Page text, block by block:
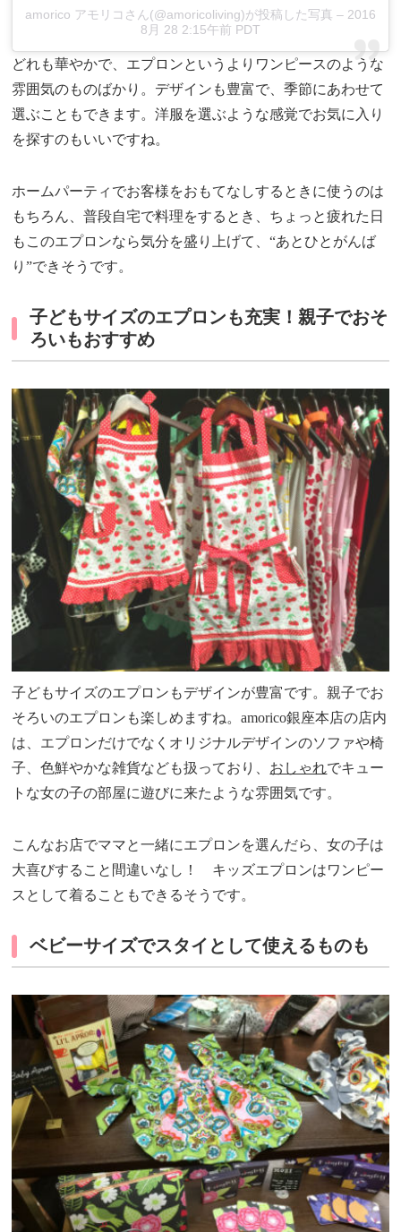
amorico アモリコさん(@amoricoliving)が投稿した写真 – 2016
8月 28 2:15午前 PDT
どれも華やかで、エプロンというよりワンピースのような
雰囲気のものばかり。デザインも豊富で、季節にあわせて
選ぶこともできます。洋服を選ぶような感覚でお気に入り
を探すのもいいですね。
ホームパーティでお客様をおもてなしするときに使うのは
もちろん、普段自宅で料理をするとき、ちょっと疲れた日
もこのエプロンなら気分を盛り上げて、“あとひとがんば
り”できそうです。
子どもサイズのエプロンも充実！親子でおそ
ろいもおすすめ
子どもサイズのエプロンもデザインが豊富です。親子でお
そろいのエプロンも楽しめますね。amorico銀座本店の店内
は、エプロンだけでなくオリジナルデザインのソファや椅
子、色鮮やかな雑貨なども扱っており、 おしゃれでキュー
トな女の子の部屋に遊びに来たような雰囲気です。
こんなお店でママと一緒にエプロンを選んだら、女の子は
大喜びすること間違いなし！ キッズエプロンはワンピー
スとして着ることもできるそうです。
ベビーサイズでスタイとして使えるものも